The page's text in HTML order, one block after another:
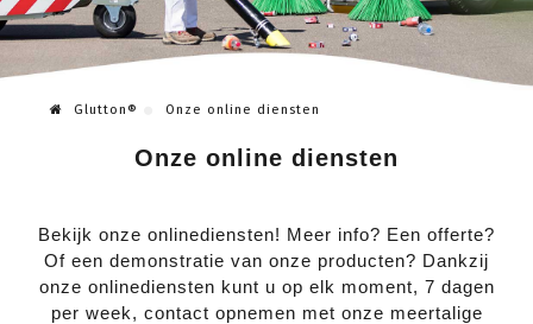
Glutton® Onze online diensten
Onze online diensten
Bekijk onze onlinediensten! Meer info? Een offerte?
Of een demonstratie van onze producten? Dankzij
onze onlinediensten kunt u op elk moment, 7 dagen
per week, contact opnemen met onze meertalige